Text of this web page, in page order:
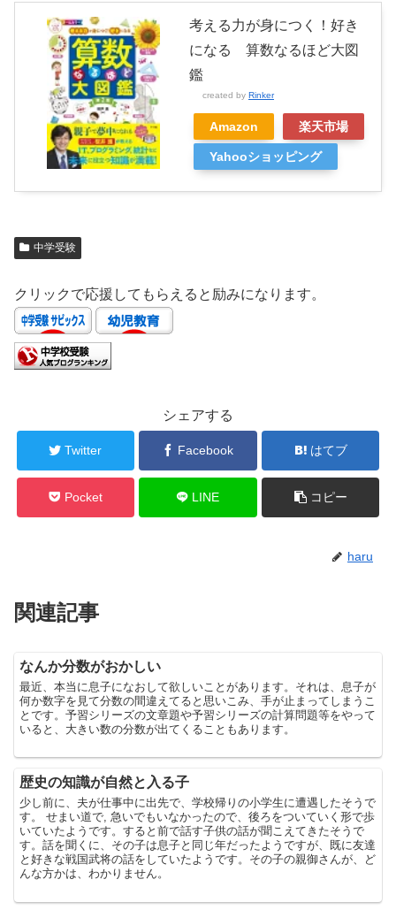
考える力が身につく！好き
になる 算数なるほど大図
鑑
created by Rinker
Amazon 楽天市場
Yahooショッピング
中学受験
クリックで応援してもらえると励みになります。
シェアする
Twitter Facebook はてブ
Pocket LINE コピー
haru
関連記事
なんか分数がおかしい
最近、本当に息子になおして欲しいことがあります。それは、息子が
何か数字を見て分数の間違えてると思いこみ、手が止まってしまうこ
とです。予習シリーズの文章題や予習シリーズの計算問題等をやって
いると、大きい数の分数が出てくることもあります。
歴史の知識が自然と入る子
少し前に、夫が仕事中に出先で、学校帰りの小学生に遭遇したそうで
す。 せまい道で, 急いでもいなかったので、後ろをついていく形で歩
いていたようです。すると前で話す子供の話が聞こえてきたそうで
す。話を聞くに、その子は息子と同じ年だったようですが、既に友達
と好きな戦国武将の話をしていたようです。その子の親御さんが、ど
んな方かは、わかりません。